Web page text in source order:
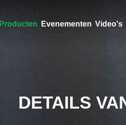
Producten Evenementen Video's
DETAILS